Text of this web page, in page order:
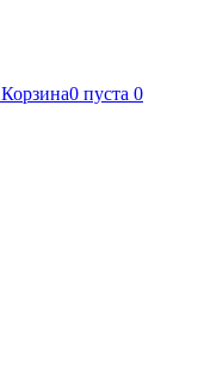
Корзина0 пуста 0